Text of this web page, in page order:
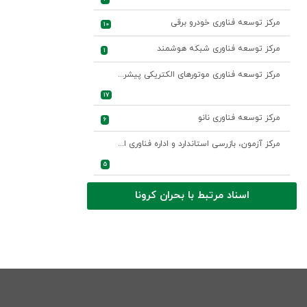
مرکز توسعه فناوری خودرو برقی 10
مرکز توسعه فناوری شبکه هوشمند 1
مرکز توسعه فناوری موتورهای الکتریکی پیشرفته
17
مرکز توسعه فناوری نانو 6
مرکز آزمون، بازرسی استاندارد و اداره فناوری اطلاعات و ارتباطات
5
اسناد مرتبط با بحران کرونا